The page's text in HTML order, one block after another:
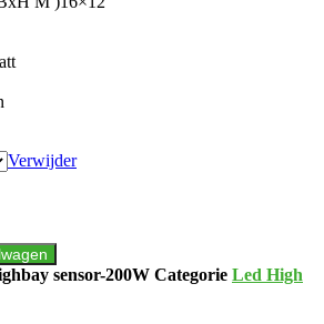
Verwijder
sensor-200W Categorie Led High